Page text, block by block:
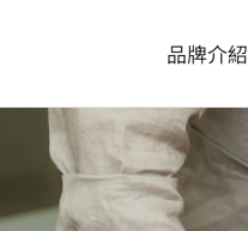
品牌介紹